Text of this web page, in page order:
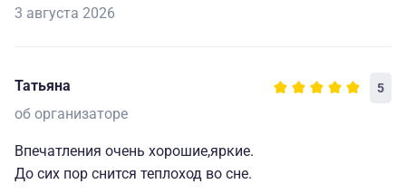
3 августа 2026
Татьяна 5
об организаторе
Впечатления очень хорошие,яркие.
До сих пор снится теплоход во сне.